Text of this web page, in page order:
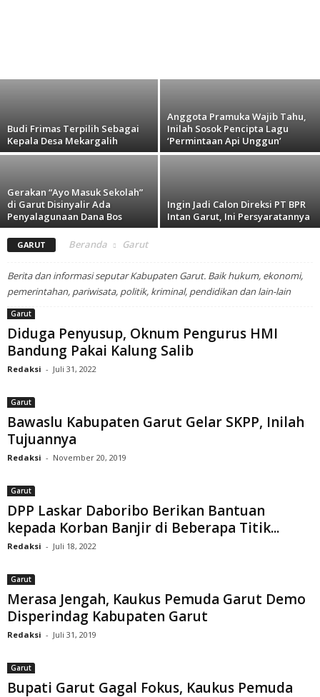
Budi Frimas Terpilih Sebagai
Kepala Desa Mekargalih
Anggota Pramuka Wajib Tahu,
Inilah Sosok Pencipta Lagu
‘Permintaan Api Unggun’
Gerakan “Ayo Masuk Sekolah”
di Garut Disinyalir Ada
Penyalagunaan Dana Bos
Ingin Jadi Calon Direksi PT BPR
Intan Garut, Ini Persyaratannya
GARUT Beranda Garut
Berita dan informasi seputar Kabupaten Garut. Baik hukum, ekonomi,
pemerintahan, pariwisata, politik, kriminal, pendidikan dan lain-lain
Garut
Diduga Penyusup, Oknum Pengurus HMI
Bandung Pakai Kalung Salib
Redaksi - Juli 31, 2022
Garut
Bawaslu Kabupaten Garut Gelar SKPP, Inilah
Tujuannya
Redaksi - November 20, 2019
Garut
DPP Laskar Daboribo Berikan Bantuan
kepada Korban Banjir di Beberapa Titik...
Redaksi - Juli 18, 2022
Garut
Merasa Jengah, Kaukus Pemuda Garut Demo
Disperindag Kabupaten Garut
Redaksi - Juli 31, 2019
Garut
Bupati Garut Gagal Fokus, Kaukus Pemuda